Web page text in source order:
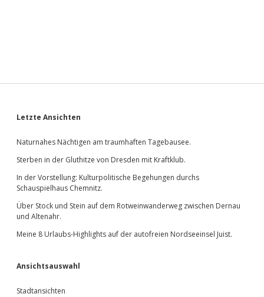
Sidebar
Letzte Ansichten
Naturnahes Nächtigen am traumhaften Tagebausee.
Sterben in der Gluthitze von Dresden mit Kraftklub.
In der Vorstellung: Kulturpolitische Begehungen durchs
Schauspielhaus Chemnitz.
Über Stock und Stein auf dem Rotweinwanderweg zwischen Dernau
und Altenahr.
Meine 8 Urlaubs-Highlights auf der autofreien Nordseeinsel Juist.
Ansichtsauswahl
Stadtansichten